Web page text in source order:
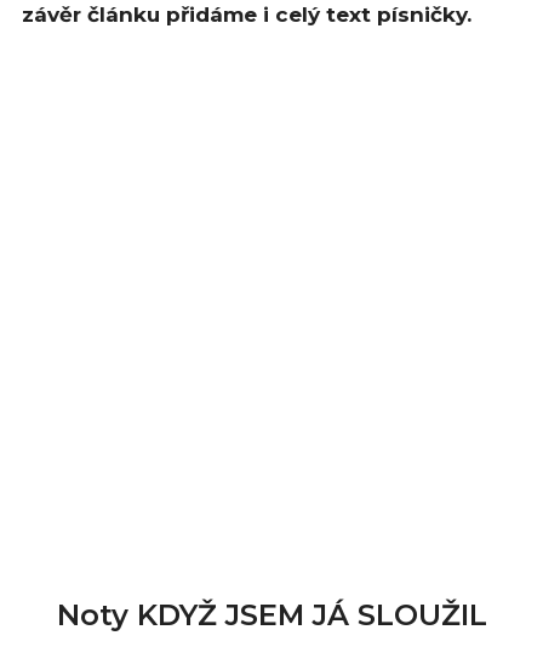
závěr článku přidáme i celý text písničky.
Noty KDYŽ JSEM JÁ SLOUŽIL